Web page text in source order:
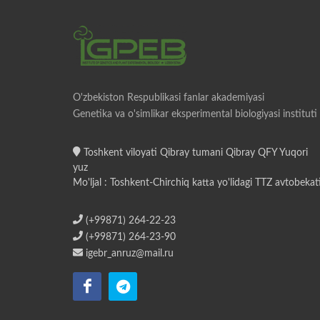
O'zbekiston Respublikasi fanlar akademiyasi
Genetika va o'simlikar eksperimental biologiyasi instituti
Toshkent viloyati Qibray tumani Qibray QFY Yuqori
yuz
Mo'ljal : Toshkent-Chirchiq katta yo'lidagi TTZ
(+99871) 264-22-23
(+99871) 264-23-90
igebr_anruz@mail.ru